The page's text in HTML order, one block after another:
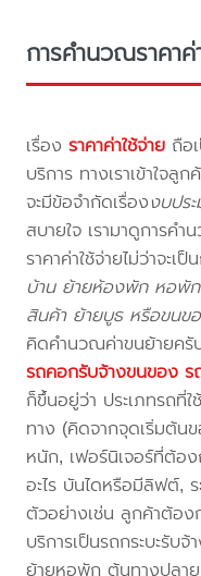
การคำนวณราคา
เรื่องราคาค่าใช้จ่าย ถือ
บริการ ทางเราเข้าใจลู
จะมีข้อจำกัดเรื่องงบปร
สบายใจ เรามาดูการค
ราคาค่าใช้จ่ายไม่ว่าจะเ
บ้าน ย้ายห้องพัก หอพั
สินค้า ย้ายบูธ หรือขนข
คิดคำนวณค่าขนย้ายค
รถคอกรับจ้างขนของ ร
ก็ขึ้นอยู่ว่า ประเภทรถที่
ทาง (คิดจากจุดเริ่มต้น
หนัก, เฟอร์นิเจอร์ที่ต้อ
อะไร บันไดหรือมีลิฟต์,
ตัวอย่างเช่น ลูกค้าต้อง
บริการเป็นรถกระบะรับ
ย้ายหอพัก ต้นทางปลา